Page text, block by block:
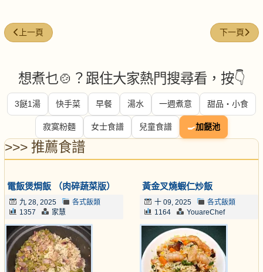
上一篇文章: 金玉滿堂三文魚雜菜炒飯
上一頁 下一篇文章
下一頁
想煮乜🍲？跟住大家熱門搜尋看，按👇
3餸1湯 快手菜 早餐 湯水 一週煮意 甜品・小食
寂寞粉麵 女士食譜 兒童食譜 🍳加餸池
>>> 推薦食譜
電飯煲焗飯 （肉碎蔬菜版）
九 28, 2025
各式飯類
1357
家慧
黃金叉燒蝦仁炒飯
十 09, 2025
各式飯類
1164
YouareChef